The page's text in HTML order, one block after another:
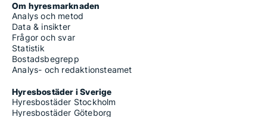
Om hyresmarknaden
Analys och metod
Data & insikter
Frågor och svar
Statistik
Bostadsbegrepp
Analys- och redaktionsteamet
Hyresbostäder i Sverige
Hyresbostäder Stockholm
Hyresbostäder Göteborg